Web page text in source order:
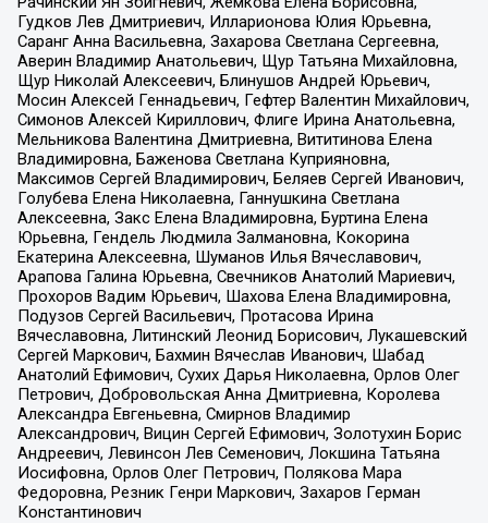
Гудков Лев Дмитриевич, Илларионова Юлия Юрьевна,
Саранг Анна Васильевна, Захарова Светлана Сергеевна,
Аверин Владимир Анатольевич, Щур Татьяна Михайловна,
Щур Николай Алексеевич, Блинушов Андрей Юрьевич,
Мосин Алексей Геннадьевич, Гефтер Валентин Михайлович,
Симонов Алексей Кириллович, Флиге Ирина Анатольевна,
Мельникова Валентина Дмитриевна, Вититинова Елена
Владимировна, Баженова Светлана Куприяновна,
Максимов Сергей Владимирович, Беляев Сергей Иванович,
Голубева Елена Николаевна, Ганнушкина Светлана
Алексеевна, Закс Елена Владимировна, Буртина Елена
Юрьевна, Гендель Людмила Залмановна, Кокорина
Екатерина Алексеевна, Шуманов Илья Вячеславович,
Арапова Галина Юрьевна, Свечников Анатолий Мариевич,
Прохоров Вадим Юрьевич, Шахова Елена Владимировна,
Подузов Сергей Васильевич, Протасова Ирина
Вячеславовна, Литинский Леонид Борисович, Лукашевский
Сергей Маркович, Бахмин Вячеслав Иванович, Шабад
Анатолий Ефимович, Сухих Дарья Николаевна, Орлов Олег
Петрович, Добровольская Анна Дмитриевна, Королева
Александра Евгеньевна, Смирнов Владимир
Александрович, Вицин Сергей Ефимович, Золотухин Борис
Андреевич, Левинсон Лев Семенович, Локшина Татьяна
Иосифовна, Орлов Олег Петрович, Полякова Мара
Федоровна, Резник Генри Маркович, Захаров Герман
Константинович